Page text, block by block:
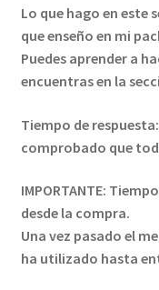
Lo que hago en este
que enseño en mi
Puedes aprender a
encuentras en la
Tiempo de
comprobado que
IMPORTANTE:
desde la compra.
Una vez pasado el
ha utilizado hasta